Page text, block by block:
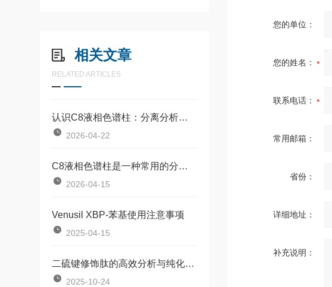
相关文章
RELATED ARTICLES
认识C8液相色谱柱：分离分析中的常用工具
2026-04-22
C8液相色谱柱是一种常用的分离分析技术
2026-04-15
Venusil XBP-苯基使用注意事项
2025-04-15
二硫键修饰肽的高效分析与纯化：选择Phenomenex Luna的理由
2025-10-24
您的单位：
您的姓名：
联系电话：
常用邮箱：
省份：
详细地址：
补充说明：